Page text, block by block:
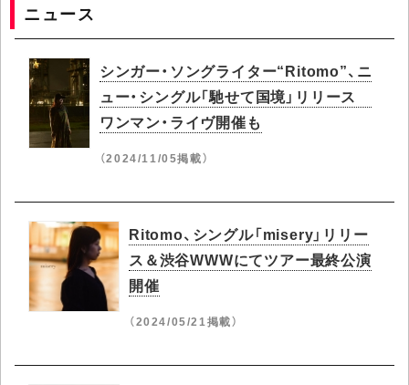
ニュース
シンガー・ソングライター“Ritomo”、ニ
ュー・シングル「馳せて国境」リリース
ワンマン・ライヴ開催も
（2024/11/05掲載）
Ritomo、シングル「misery」リリー
ス＆渋谷WWWにてツアー最終公演
開催
（2024/05/21掲載）